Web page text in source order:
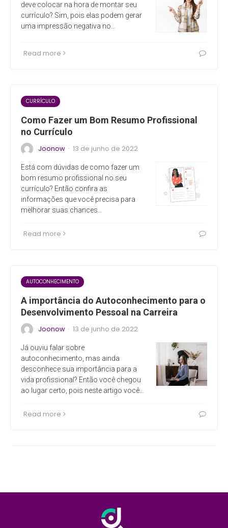
deve colocar na hora de montar seu
currículo? Sim, pois elas podem gerar
uma impressão negativa no…
Read more
CURRÍCULO
Como Fazer um Bom Resumo Profissional
no Currículo
Joonow · 13 de junho de 2022
Está com dúvidas de como fazer um
bom resumo profissional no seu
currículo? Então confira as
informações que você precisa para
melhorar suas chances…
Read more
AUTOCONHECIMENTO
A importância do Autoconhecimento para o
Desenvolvimento Pessoal na Carreira
Joonow · 13 de junho de 2022
Já ouviu falar sobre
autoconhecimento, mas ainda
desconhece sua importância para a
vida profissional? Então você chegou
ao lugar certo, pois neste artigo você…
Read more